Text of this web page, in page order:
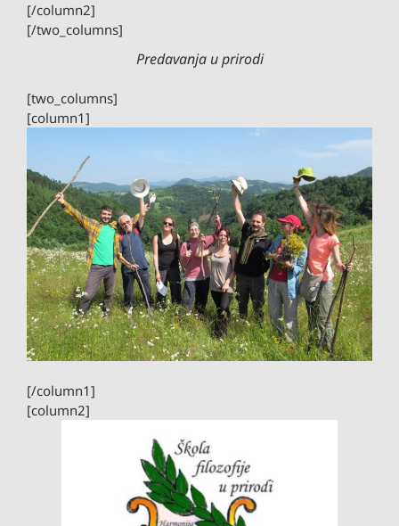
[/column2]
[/two_columns]
Predavanja u prirodi
[two_columns]
[column1]
[/column1]
[column2]